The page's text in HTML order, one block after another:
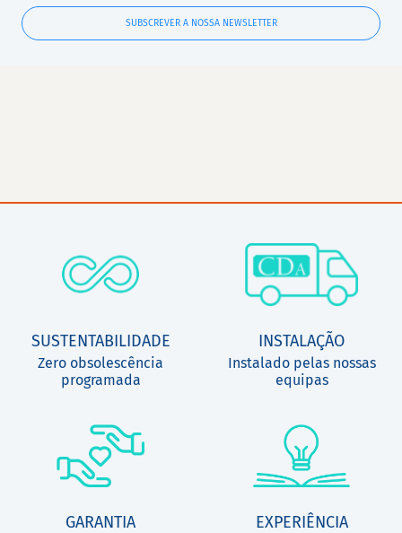
SUBSCREVER A NOSSA NEWSLETTER
SUSTENTABILIDADE
Zero obsolescência
programada
INSTALAÇÃO
Instalado pelas nossas
equipas
GARANTIA EXPERIÊNCIA